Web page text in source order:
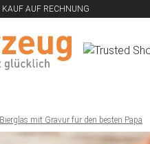
KAUF AUF RECHNUNG
Bierglas mit Gravur für den besten Papa